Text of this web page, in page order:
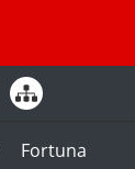
Fortuna